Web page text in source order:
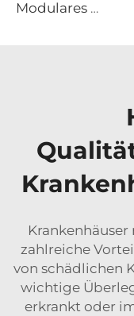
Modulares PVC-Vinyl-Weichwand-Reinraum-Gehäuse, Kabine, portabel, vorgefertigt, Reinraum
zahlreiche
von schädlichen
wichtige
erkrankt oder